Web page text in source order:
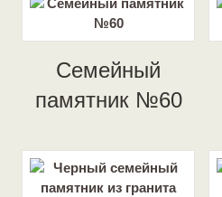
Семейный
памятник №60